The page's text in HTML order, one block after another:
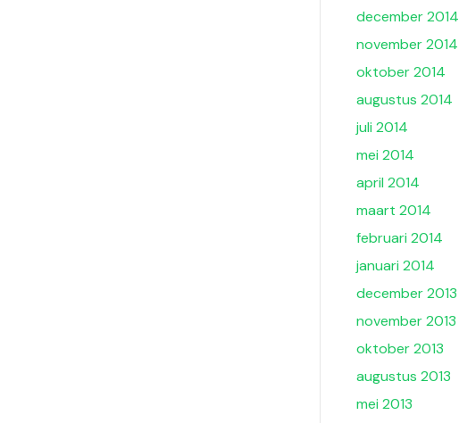
december 2014
november 2014
oktober 2014
augustus 2014
juli 2014
mei 2014
april 2014
maart 2014
februari 2014
januari 2014
december 2013
november 2013
oktober 2013
augustus 2013
mei 2013